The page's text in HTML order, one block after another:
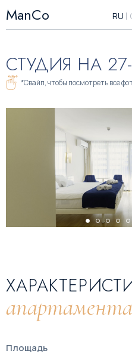
ManCo RU
СТУДИЯ НА
*Свайп, чтобы посмотреть все
апартамента
Площадь